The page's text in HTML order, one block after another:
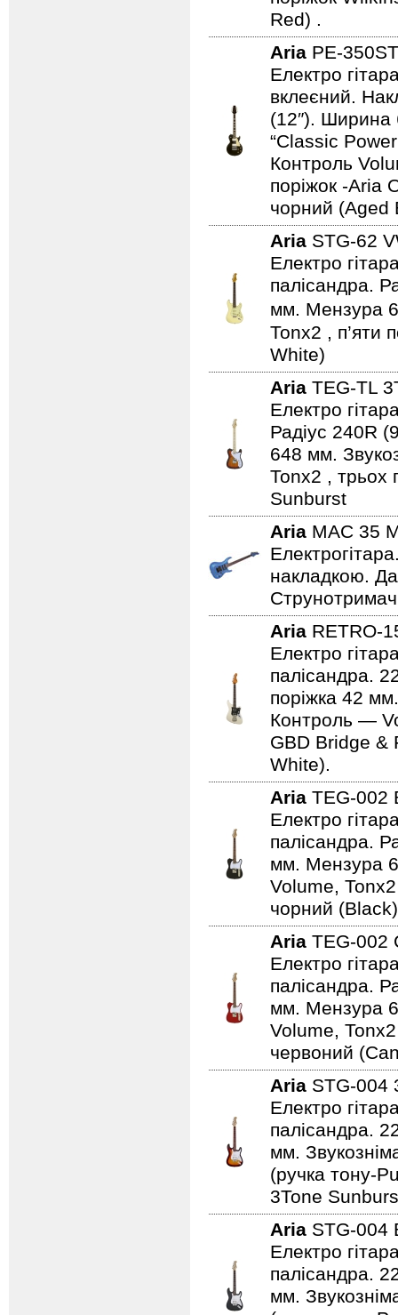
Red) .
Aria PE-
Електро
вклеєний.
(12″). Ширина
“Classic
Контроль
поріжок -Aria
чорний (Aged
Aria STG-62
Електро
палісандра.
мм. Мензура
Tonx2 , п’яти
White)
Aria TEG-TL
Електро
Радіус 240R
648 мм.
Tonx2 , трьох
Sunburst
Aria MAC 35
накладкою.
Aria RETRO-
Електро
палісандра.
поріжка 42
Контроль —
GBD Bridge &
White).
Aria TEG-002
Електро
палісандра.
мм. Мензура
Volume,
чорний
Aria TEG-002
Електро
палісандра.
мм. Мензура
Volume,
червоний
Aria STG-004
Електро
палісандра.
мм.
(ручка тону-
3Tone
Aria STG-004
Електро
палісандра.
мм.